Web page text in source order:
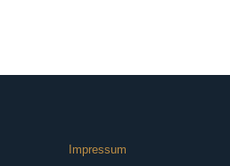
Impressum